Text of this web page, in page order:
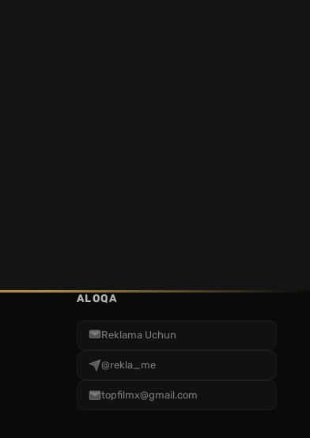
ALOQA
Reklama Uchun
@rekla_me
topfilmx@gmail.com